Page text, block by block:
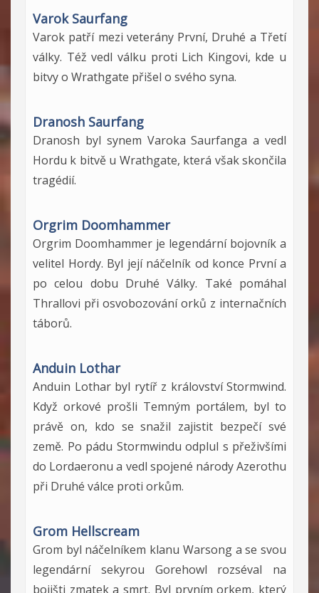
Varok Saurfang
Varok patří mezi veterány První, Druhé a Třetí
války. Též vedl válku proti Lich Kingovi, kde u
bitvy o Wrathgate přišel o svého syna.
Dranosh Saurfang
Dranosh byl synem Varoka Saurfanga a vedl
Hordu k bitvě u Wrathgate, která však skončila
tragédií.
Orgrim Doomhammer
Orgrim Doomhammer je legendární bojovník a
velitel Hordy. Byl její náčelník od konce První a
po celou dobu Druhé Války. Také pomáhal
Thrallovi při osvobozování orků z internačních
táborů.
Anduin Lothar
Anduin Lothar byl rytíř z království Stormwind.
Když orkové prošli Temným portálem, byl to
právě on, kdo se snažil zajistit bezpečí své
země. Po pádu Stormwindu odplul s přeživšími
do Lordaeronu a vedl spojené národy Azerothu
při Druhé válce proti orkům.
Grom Hellscream
Grom byl náčelníkem klanu Warsong a se svou
legendární sekyrou Gorehowl rozséval na
bojišti zmatek a smrt. Byl prvním orkem, který